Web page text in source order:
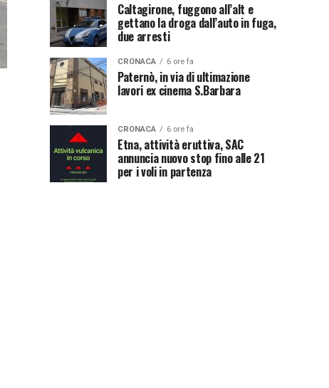
Caltagirone, fuggono all’alt e
gettano la droga dall’auto in fuga,
due arresti
CRONACA 6 ore fa
Paternò, in via di ultimazione
lavori ex cinema S.Barbara
CRONACA 6 ore fa
Etna, attività eruttiva, SAC
annuncia nuovo stop fino alle 21
per i voli in partenza